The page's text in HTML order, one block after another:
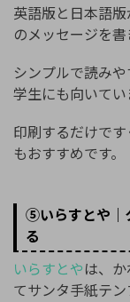
英語版と日本語
のメッセージを書
シンプルで読み
学生にも向いてい
印刷するだけで
もおすすめです。
⑤いらすとや｜
る
いらすとやは、
てサンタ手紙テン